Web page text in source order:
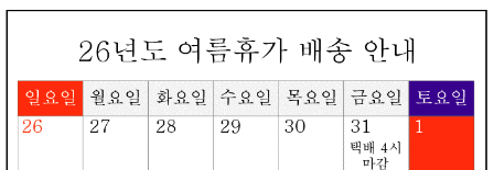
회원가입 장바구니 오늘본상품
카테고리▼